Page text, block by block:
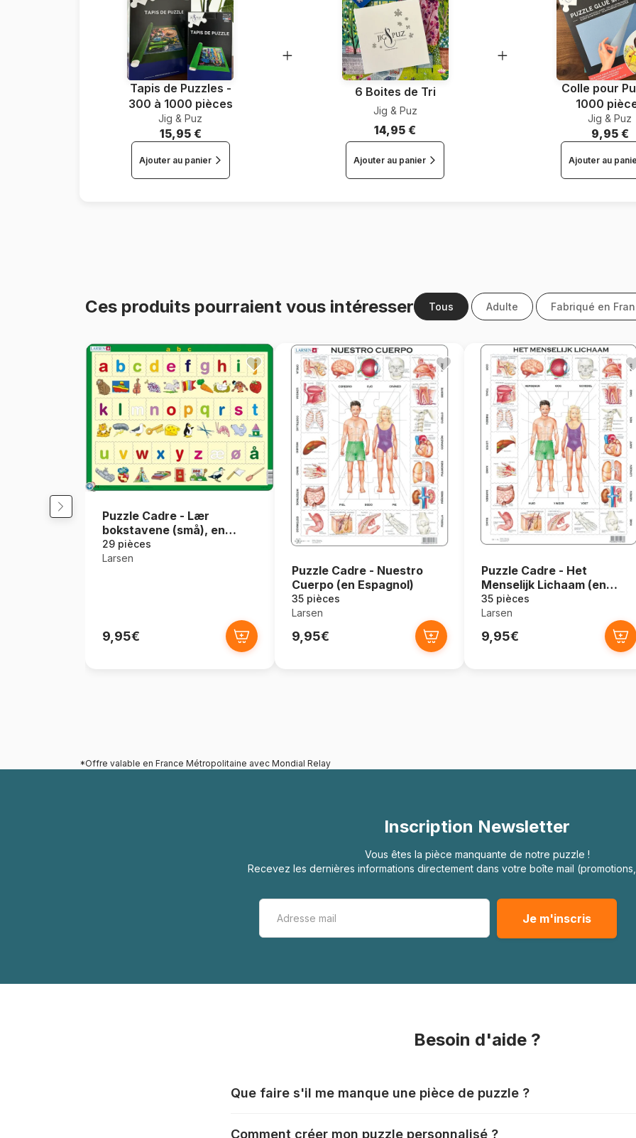
Tapis de Puzzles -
300 à 1000 pièces
Jig & Puz
15,95 €
Ajouter au panier
6 Boites de Tri
Jig & Puz
14,95 €
Ajouter au panier
Colle pour
1000
Jig & Puz
9,95 €
Ajouter au
Ces produits pourraient vous intéresser Tous Adulte Fabriqué en
Puzzle Cadre - Lær
bokstavene (små), en
Norvégien
29 pièces
Larsen
9,95€
Puzzle Cadre - Nuestro
Cuerpo (en Espagnol)
35 pièces
Larsen
9,95€
Puzzle Cadre - Het
Menselijk Lichaam (en
Hollandais)
35 pièces
Larsen
9,95€
*Offre valable en France Métropolitaine avec Mondial Relay
Inscription Newsletter
Vous êtes la pièce manquante de notre puzzle !
Recevez les dernières informations directement dans votre boîte mail
Besoin d'aide ?
Que faire s'il me manque une pièce de puzzle ?
Comment créer mon puzzle personnalisé ?